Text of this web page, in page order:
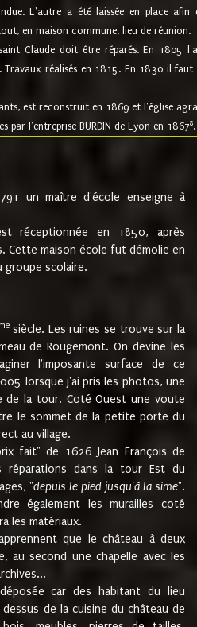
L'autre a été laissée en place
en maison commune, lieu de réunion.
Claude doit être réparés. En 1805
réalisés en 1815. En 1830 il
est reconstruit en 1869 et l'église
par l'entreprise BURDIN de Lyon en 18678.
un maître d'école enseigne à
réceptionnée en 1850, après
Cette maison école fut démolie en
scolaire.
siècle. Les ruines se trouve sur la
de Rougemont. On devine les
l'imposante surface de ce
lorsque j'ai pris les photos, une
de la tour. Coté Ouest une voute
le sommet de la petite porte du
au village.
fait" de 1626 Jean François de
réparations dans la tour Est du
"depuis le pied jusqu'à la sime".
également les murailles coté
les matériaux.
que le château à deux
au second une chapelle avec les
car des habitant du lieu
de la cuisine du château de